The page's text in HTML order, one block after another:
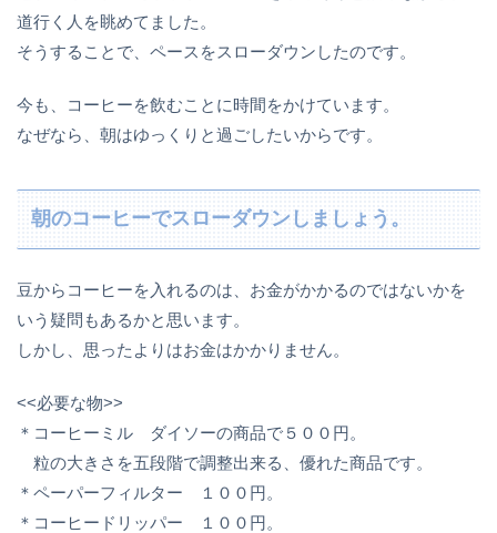
道行く人を眺めてました。
そうすることで、ペースをスローダウンしたのです。
今も、コーヒーを飲むことに時間をかけています。
なぜなら、朝はゆっくりと過ごしたいからです。
朝のコーヒーでスローダウンしましょう。
豆からコーヒーを入れるのは、お金がかかるのではないかを
いう疑問もあるかと思います。
しかし、思ったよりはお金はかかりません。
<<必要な物>>
＊コーヒーミル ダイソーの商品で５００円。
粒の大きさを五段階で調整出来る、優れた商品です。
＊ペーパーフィルター １００円。
＊コーヒードリッパー １００円。